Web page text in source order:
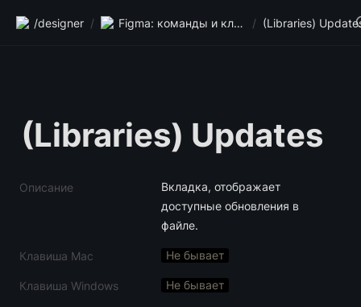
/designer / Figma: команды и клавиши / (Libraries)
(Libraries) Updates
Описание
Вкладка, отображает
доступные обновления в
файле.
Клавиша Mac Не бывает
Клавиша Windows Не бывает